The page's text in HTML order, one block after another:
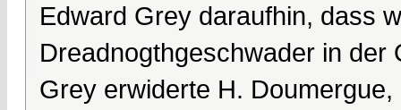
Edward Grey daraufhin, dass
Dreadnogthgeschwader in
Grey erwiderte H.